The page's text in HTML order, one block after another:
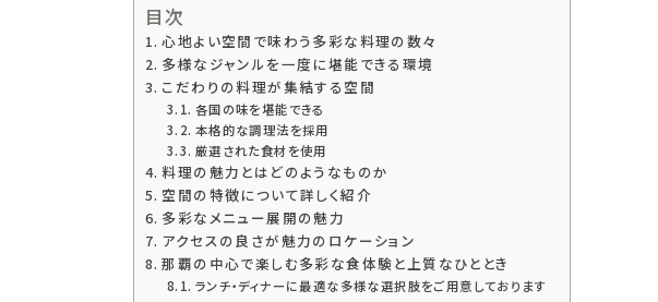
目次
心地よい空間で味わう多彩な料理の数々
多様なジャンルを一度に堪能できる環境
こだわりの料理が集結する空間
各国の味を堪能できる
本格的な調理法を採用
厳選された食材を使用
料理の魅力とはどのようなものか
空間の特徴について詳しく紹介
多彩なメニュー展開の魅力
アクセスの良さが魅力のロケーション
那覇の中心で楽しむ多彩な食体験と上質なひととき
ランチ・ディナーに最適な多様な選択肢をご用意しております